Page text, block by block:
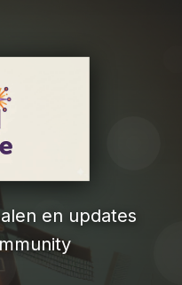
en updates